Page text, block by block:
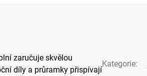
zaručuje skvělou
díly a průramky přispívají
Kategorie: